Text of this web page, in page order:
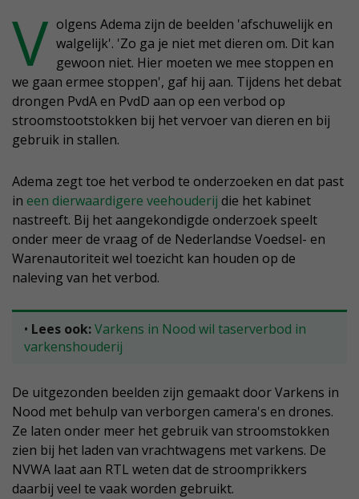
V olgens Adema zijn de beelden 'afschuwelijk en
walgelijk'. 'Zo ga je niet met dieren om. Dit kan
gewoon niet. Hier moeten we mee stoppen en
we gaan ermee stoppen', gaf hij aan. Tijdens het debat
drongen PvdA en PvdD aan op een verbod op
stroomstootstokken bij het vervoer van dieren en bij
gebruik in stallen.
Adema zegt toe het verbod te onderzoeken en dat past
in een dierwaardigere veehouderij die het kabinet
nastreeft. Bij het aangekondigde onderzoek speelt
onder meer de vraag of de Nederlandse Voedsel- en
Warenautoriteit wel toezicht kan houden op de
naleving van het verbod.
• Lees ook:Varkens in Nood wil taserverbod in
varkenshouderij
De uitgezonden beelden zijn gemaakt door Varkens in
Nood met behulp van verborgen camera's en drones.
Ze laten onder meer het gebruik van stroomstokken
zien bij het laden van vrachtwagens met varkens. De
NVWA laat aan RTL weten dat de stroomprikkers
daarbij veel te vaak worden gebruikt.